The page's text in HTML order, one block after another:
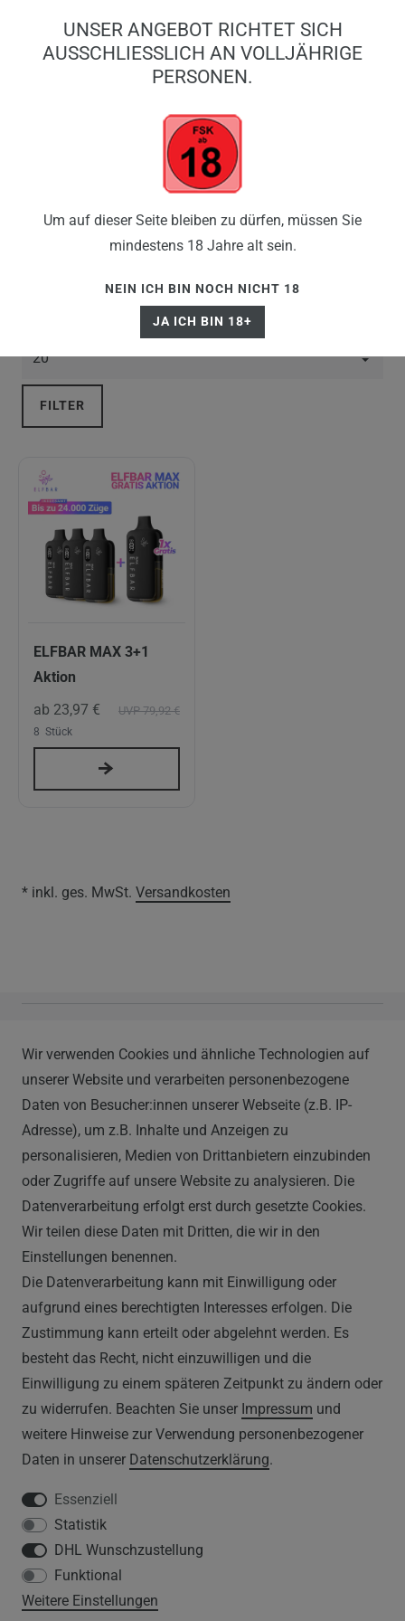
0
0,00 EUR
AKKUTRÄGER
FILTER
ELFBAR MAX 3+1
Aktion
UVP 79,92 €
ab 23,97 €
8 Stück
* inkl. ges. MwSt. Versandkosten
Im Hülsenfeld 9
40721 Hilden
0212 520-82 100
info@vapor-handel.de
Montag - Freitag, 09:00 - 16:00
RECHTLICHES
AGB
WIDERRUFSRECHT
IMPRESSUM
DATENSCHUTZERKLÄRUNG
HINWEISE ZUM ELEKTROGESETZ
SERVICE
WIDERRUFSFORMULAR
Wir verwenden Cookies und ähnliche Technologien auf
unserer Website und verarbeiten personenbezogene
Daten von Besucher:innen unserer Webseite (z.B. IP-
Adresse), um z.B. Inhalte und Anzeigen zu
personalisieren, Medien von Drittanbietern einzubinden
oder Zugriffe auf unsere Website zu analysieren. Die
Datenverarbeitung erfolgt erst durch gesetzte Cookies.
Wir teilen diese Daten mit Dritten, die wir in den
Einstellungen benennen.
Die Datenverarbeitung kann mit Einwilligung oder
aufgrund eines berechtigten Interesses erfolgen. Die
Zustimmung kann erteilt oder abgelehnt werden. Es
besteht das Recht, nicht einzuwilligen und die
Einwilligung zu einem späteren Zeitpunkt zu ändern oder
zu widerrufen. Beachten Sie unser Impressum und
weitere Hinweise zur Verwendung personenbezogener
Daten in unserer Daten­schutz­erklärung.
Essenziell
Statistik
DHL Wunschzustellung
Funktional
Weitere Einstellungen
UNSER ANGEBOT RICHTET SICH
AUSSCHLIESSLICH AN VOLLJÄHRIGE P
ERSONEN.
Um auf dieser Seite bleiben zu dürfen, müssen Sie
mindestens 18 Jahre alt sein.
NEIN ICH BIN NOCH NICHT 18
JA ICH BIN 18+